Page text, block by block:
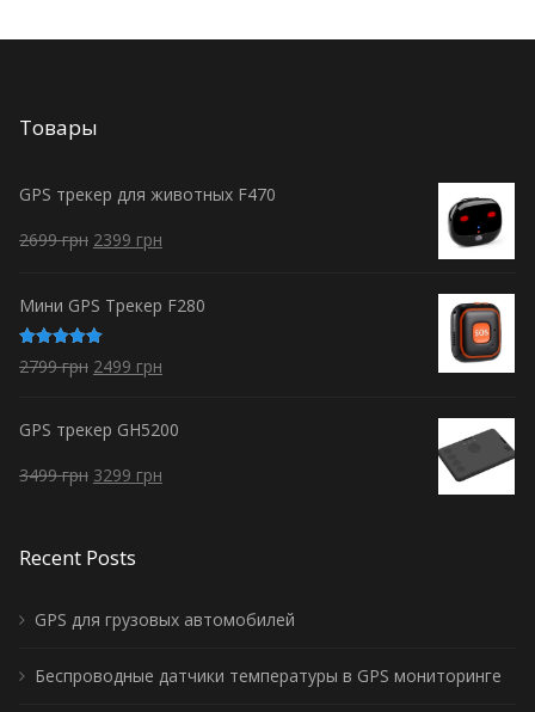
Товары
GPS трекер для животных F470
2699грн 2399 грн
Мини GPS Трекер F280
Оценка
5.00из 5
2799грн 2499 грн
GPS трекер GH5200
3499грн 3299 грн
Recent Posts
GPS для грузовых автомобилей
Беспроводные датчики температуры в GPS мониторинге